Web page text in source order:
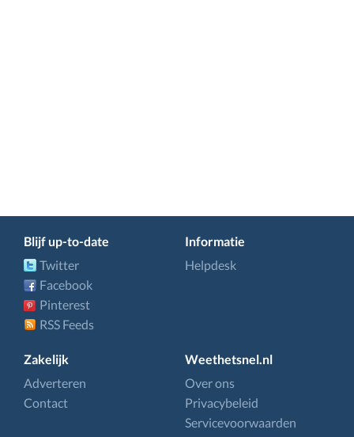
Blijf up-to-date
Twitter
Facebook
Pinterest
RSS Feeds
Informatie
Helpdesk
Zakelijk
Adverteren
Contact
Weethetsnel.nl
Over ons
Privacybeleid
Servicevoorwaarden